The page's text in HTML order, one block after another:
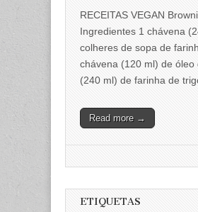
RECEITAS VEGAN
Ingredientes 1 chávena
colheres de sopa de
chávena (120 ml) de
(240 ml) de farinha de
Read more →
ETIQUETAS